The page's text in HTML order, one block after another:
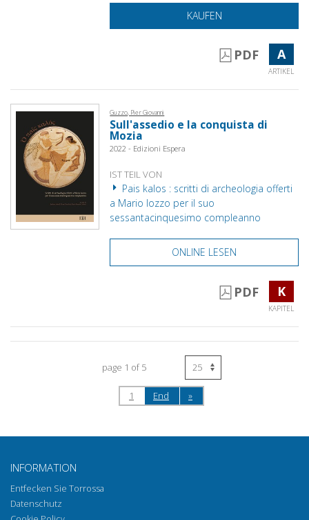
KAUFEN
PDF A
ARTIKEL
Guzzo, Pier Giovanni
Sull'assedio e la conquista di
Mozia
2022 - Edizioni Espera
IST TEIL VON
Pais kalos : scritti di archeologia offerti
a Mario Iozzo per il suo
sessantacinquesimo compleanno
ONLINE LESEN
PDF K
KAPITEL
page 1 of 5
1 End »
INFORMATION
Entfecken Sie Torrossa
Datenschutz